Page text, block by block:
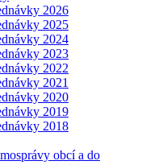
2026
2025
2024
2023
2022
2021
2020
2019
2018
obcí a do